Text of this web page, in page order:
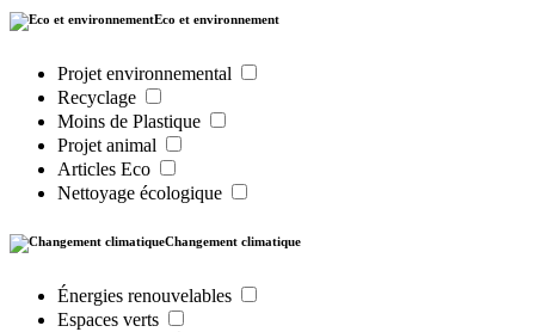
Eco et environnement
Projet environnemental
Recyclage
Moins de Plastique
Projet animal
Articles Eco
Nettoyage écologique
Changement climatique
Énergies renouvelables
Espaces verts